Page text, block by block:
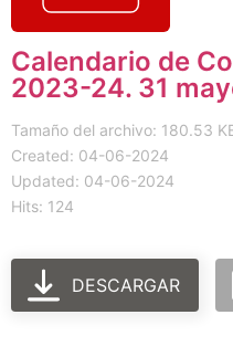
Calendario de
2023-24. 31
Tamaño del archivo: 180.53
Created: 04-06-2024
Updated: 04-06-2024
Hits: 124
DESCARGAR